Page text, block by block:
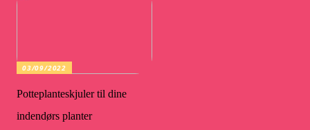
03/09/2022
Potteplanteskjuler til dine
indendørs planter